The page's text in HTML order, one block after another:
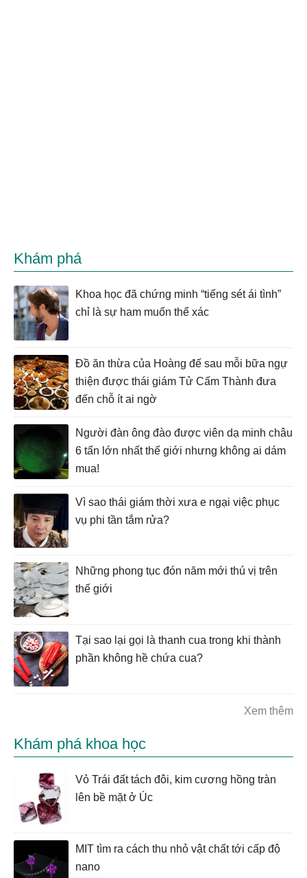
Khám phá
Khoa học đã chứng minh “tiếng sét ái tình”
chỉ là sự ham muốn thể xác
Đồ ăn thừa của Hoàng đế sau mỗi bữa ngự
thiện được thái giám Tử Cấm Thành đưa
đến chỗ ít ai ngờ
Người đàn ông đào được viên dạ minh châu
6 tấn lớn nhất thế giới nhưng không ai dám
mua!
Vì sao thái giám thời xưa e ngại việc phục
vụ phi tần tắm rửa?
Những phong tục đón năm mới thú vị trên
thế giới
Tại sao lại gọi là thanh cua trong khi thành
phần không hề chứa cua?
Xem thêm
Khám phá khoa học
Vỏ Trái đất tách đôi, kim cương hồng tràn
lên bề mặt ở Úc
MIT tìm ra cách thu nhỏ vật chất tới cấp độ
nano